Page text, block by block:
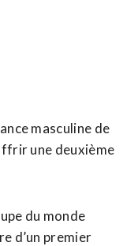
masculine de
une deuxième
du monde
d’un premier